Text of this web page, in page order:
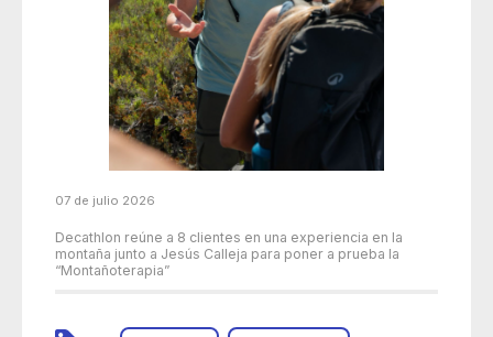
07 de julio 2026
Decathlon reúne a 8 clientes en una experiencia en la
montaña junto a Jesús Calleja para poner a prueba la
“Montañoterapia”